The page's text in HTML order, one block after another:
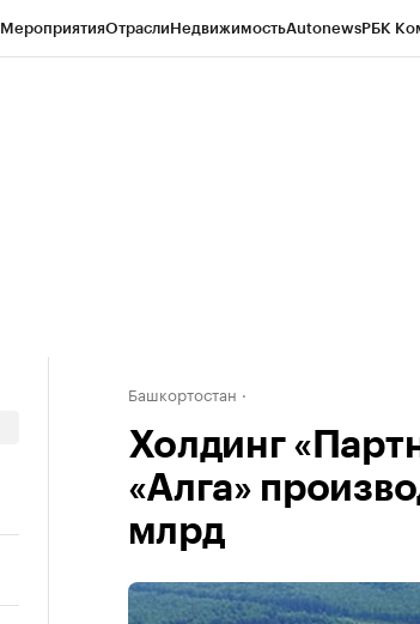
МероприятияОтраслиНедвижимостьAutonewsРБК
Башкортостан
Холдинг
«Алга»
млрд